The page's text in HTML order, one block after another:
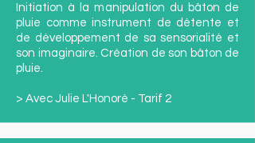
Initiation à la manipulation du bâton de
pluie comme instrument de détente et
de développement de sa sensorialité et
son imaginaire. Création de son bâton de
pluie.
> Avec Julie L'Honoré - Tarif 2